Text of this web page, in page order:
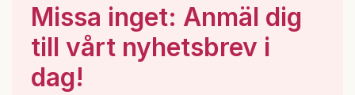
Missa inget: Anmäl dig
till vårt nyhetsbrev i
dag!